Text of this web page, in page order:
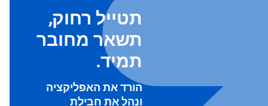
תטייל רחוק,
תשאר מחובר
תמיד.
הורד את האפליקציה
ונהל את חבילת